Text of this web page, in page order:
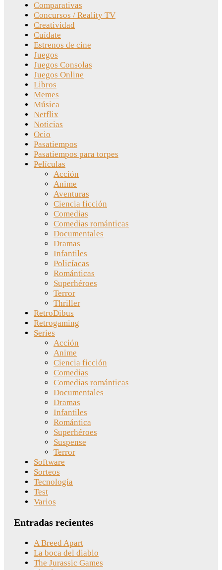
Comparativas
Concursos / Reality TV
Creatividad
Cuídate
Estrenos de cine
Juegos
Juegos Consolas
Juegos Online
Libros
Memes
Música
Netflix
Noticias
Ocio
Pasatiempos
Pasatiempos para torpes
Películas
Acción
Anime
Aventuras
Ciencia ficción
Comedias
Comedias románticas
Documentales
Dramas
Infantiles
Policíacas
Románticas
Superhéroes
Terror
Thriller
RetroDibus
Retrogaming
Series
Acción
Anime
Ciencia ficción
Comedias
Comedias románticas
Documentales
Dramas
Infantiles
Romántica
Superhéroes
Suspense
Terror
Software
Sorteos
Tecnología
Test
Varios
Entradas recientes
A Breed Apart
La boca del diablo
The Jurassic Games